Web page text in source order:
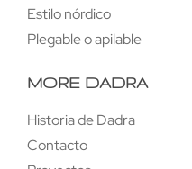
Estilo nórdico
Plegable o apilable
MORE DADRA
Historia de Dadra
Contacto